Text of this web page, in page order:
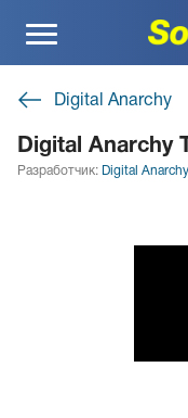
Меню
Digital Anarchy
Digital Anarchy
Разработчик: Digital Anarchy